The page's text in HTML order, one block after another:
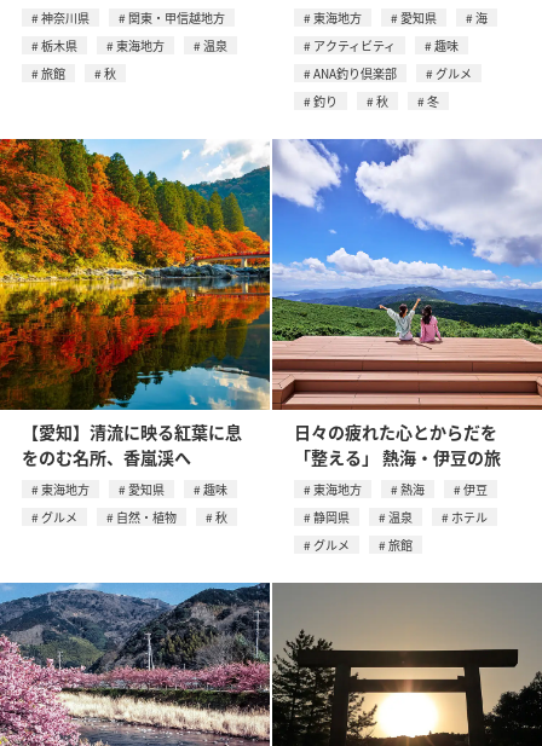
神奈川県
関東・甲信越地方
栃木県
東海地方
温泉
旅館
秋
東海地方 愛知県
海
アクティビティ
趣味
ANA釣り倶楽部
グルメ
釣り
秋 冬
【愛知】清流に映る紅葉に息
をのむ名所、⾹嵐渓へ
東海地方 愛知県
趣味
グルメ
自然・植物 秋
日々の疲れた心とからだを
「整える」 熱海・伊豆の旅
東海地方 熱海
伊豆
静岡県
温泉
ホテル
グルメ
旅館